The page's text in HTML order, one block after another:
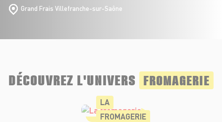
Grand Frais Villefranche-sur-Saône
DÉCOUVREZ L'UNIVERS FROMAGERIE
LA
FROMAGERIE